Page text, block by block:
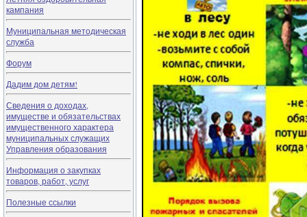
кампания
Муниципальная методическая
служба
Форум
Дадим дом детям!
Сведения о доходах,
имуществе и обязательствах
имущественного характера
муниципальных служащих
Управления образования
Информация о закупках
товаров, работ, услуг
Полезные ссылки